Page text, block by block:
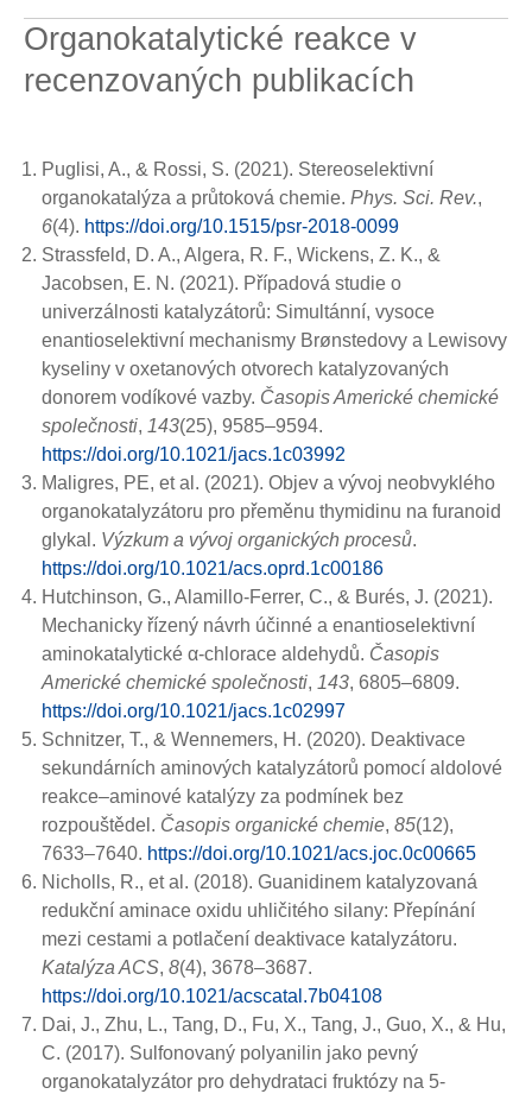
Organokatalytické reakce v
recenzovaných publikacích
Puglisi, A., & Rossi, S. (2021). Stereoselektivní
organokatalýza a průtoková chemie. Phys. Sci. Rev.,
6(4). https://doi.org/10.1515/psr-2018-0099
Strassfeld, D. A., Algera, R. F., Wickens, Z. K., &
Jacobsen, E. N. (2021). Případová studie o
univerzálnosti katalyzátorů: Simultánní, vysoce
enantioselektivní mechanismy Brønstedovy a Lewisovy
kyseliny v oxetanových otvorech katalyzovaných
donorem vodíkové vazby. Časopis Americké chemické
společnosti, 143(25), 9585–9594.
https://doi.org/10.1021/jacs.1c03992
Maligres, PE, et al. (2021). Objev a vývoj neobvyklého
organokatalyzátoru pro přeměnu thymidinu na furanoid
glykal. Výzkum a vývoj organických procesů.
https://doi.org/10.1021/acs.oprd.1c00186
Hutchinson, G., Alamillo-Ferrer, C., & Burés, J. (2021).
Mechanicky řízený návrh účinné a enantioselektivní
aminokatalytické α-chlorace aldehydů. Časopis
Americké chemické společnosti, 143, 6805–6809.
https://doi.org/10.1021/jacs.1c02997
Schnitzer, T., & Wennemers, H. (2020). Deaktivace
sekundárních aminových katalyzátorů pomocí aldolové
reakce–aminové katalýzy za podmínek bez
rozpouštědel. Časopis organické chemie, 85(12),
7633–7640. https://doi.org/10.1021/acs.joc.0c00665
Nicholls, R., et al. (2018). Guanidinem katalyzovaná
redukční aminace oxidu uhličitého silany: Přepínání
mezi cestami a potlačení deaktivace katalyzátoru.
Katalýza ACS, 8(4), 3678–3687.
https://doi.org/10.1021/acscatal.7b04108
Dai, J., Zhu, L., Tang, D., Fu, X., Tang, J., Guo, X., & Hu,
C. (2017). Sulfonovaný polyanilin jako pevný
organokatalyzátor pro dehydrataci fruktózy na 5-